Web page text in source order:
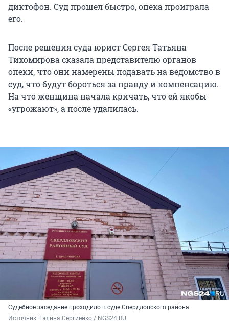
диктофон. Суд прошел быстро, опека проиграла
его.
После решения суда юрист Сергея Татьяна
Тихомирова сказала представителю органов
опеки, что они намерены подавать на ведомство в
суд, что будут бороться за правду и компенсацию.
На что женщина начала кричать, что ей якобы
«угрожают», а после удалилась.
Судебное заседание проходило в суде Свердловского района
Источник: Галина Сергиенко / NGS24.RU